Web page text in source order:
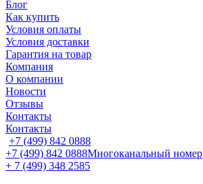
Блог
Как купить
Условия оплаты
Условия доставки
Гарантия на товар
Компания
О компании
Новости
Отзывы
Контакты
Контакты
+7 (499) 842 0888
+7 (499) 842 0888Многоканальный номер
+ 7 (499) 348 2585